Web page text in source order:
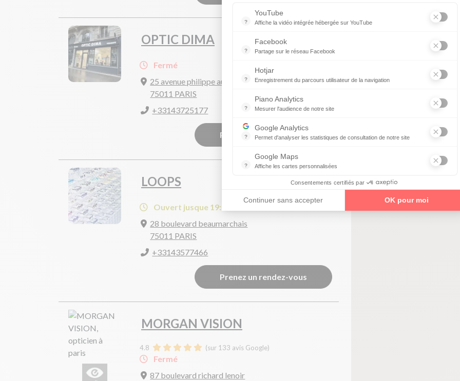
OPTIC DIMA
Fermé
25 avenue philippe auguste
75011 PARIS
+33143725177
Prenez un rendez-vous
LOOPS
Ouvert jusque 19:00
28 boulevard beaumarchais
75011 PARIS
+33143577466
Prenez un rendez-vous
MORGAN VISION
4.8 (sur 133 avis Google)
Fermé
87 boulevard richard lenoir
?
YouTube
Affiche la vidéo intégrée hébergée sur YouTube
?
Facebook
Partage sur le réseau Facebook
?
Hotjar
Enregistrement du parcours utilisateur de la navigation
?
Piano Analytics
Mesurer l'audience de notre site
?
Google Analytics
Permet d'analyser les statistiques de consultation de notre site
?
Google Maps
Affiche les cartes personnalisées
Consentements certifiés par
Continuer sans accepter OK pour moi